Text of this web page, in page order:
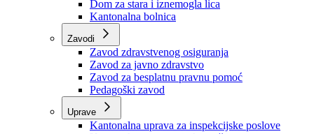
Ustanove
Centar za socijalni rad
Dom za stara i iznemogla lica
Kantonalna bolnica
Zavodi
Zavod zdravstvenog osiguranja
Zavod za javno zdravstvo
Zavod za besplatnu pravnu pomoć
Pedagoški zavod